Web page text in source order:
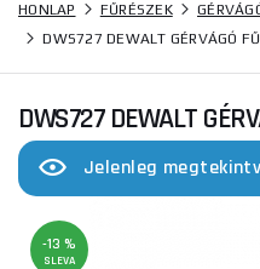
HONLAP FŰRÉSZEK
DWS727 DEWALT GÉRVÁGÓ
DWS727 DEWALT
Jelenleg
-13 %
SLEVA